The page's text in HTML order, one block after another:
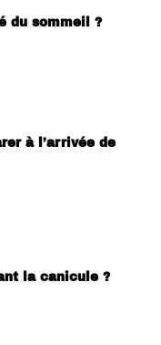
du sommeil ?
à l’arrivée de
la canicule ?